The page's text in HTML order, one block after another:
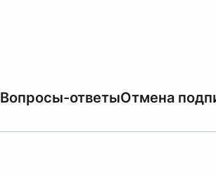
Вопросы-ответыОтмена